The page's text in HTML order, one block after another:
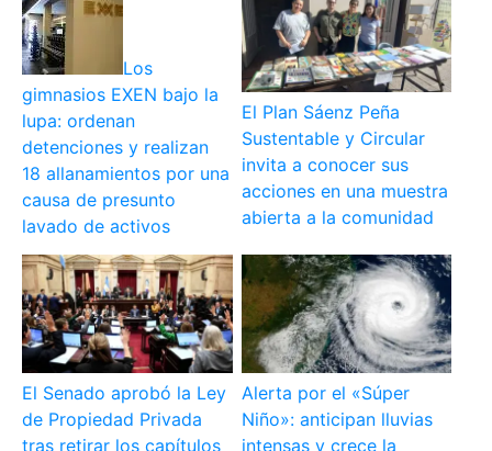
Los
gimnasios EXEN bajo la
lupa: ordenan
detenciones y realizan
18 allanamientos por una
causa de presunto
lavado de activos
El Plan Sáenz Peña
Sustentable y Circular
invita a conocer sus
acciones en una muestra
abierta a la comunidad
El Senado aprobó la Ley
de Propiedad Privada
tras retirar los capítulos
Alerta por el «Súper
Niño»: anticipan lluvias
intensas y crece la